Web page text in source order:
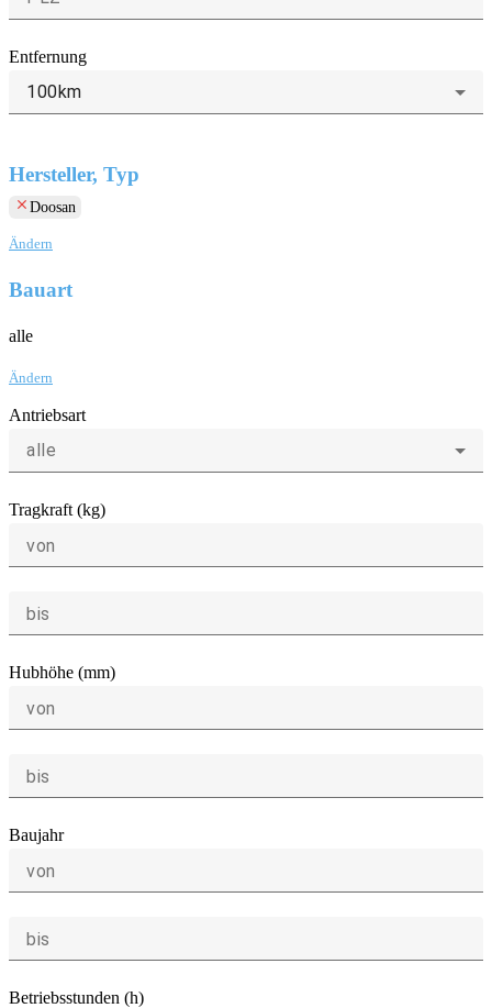
Entfernung
100km
Hersteller, Typ
clear Doosan
Ändern
Bauart
alle
Ändern
Antriebsart
alle
Tragkraft (kg)
von
bis
Hubhöhe (mm)
von
bis
Baujahr
von
bis
Betriebsstunden (h)